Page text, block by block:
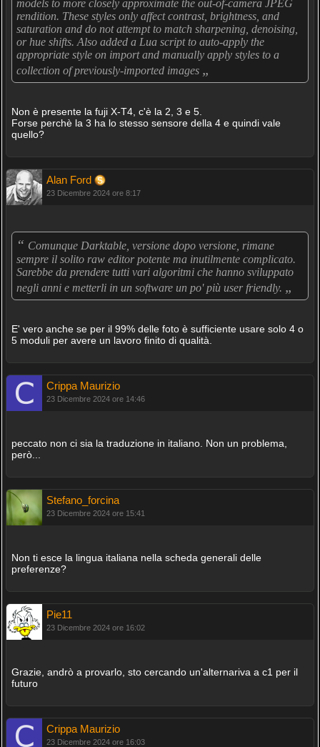
models to more closely approximate the out-of-camera JPEG
rendition. These styles only affect contrast, brightness, and
saturation and do not attempt to match sharpening, denoising,
or hue shifts. Also added a Lua script to auto-apply the
appropriate style on import and manually apply styles to a
collection of previously-imported images „
Non è presente la fuji X-T4, c'è la 2, 3 e 5.
Forse perchè la 3 ha lo stesso sensore della 4 e quindi vale
quello?
Alan Ford
23 Dicembre 2024 ore 8:17
“ Comunque Darktable, versione dopo versione, rimane
sempre il solito raw editor potente ma inutilmente complicato.
Sarebbe da prendere tutti vari algoritmi che hanno sviluppato
negli anni e metterli in un software un po' più user friendly. „
E' vero anche se per il 99% delle foto è sufficiente usare solo 4 o
5 moduli per avere un lavoro finito di qualità.
Crippa Maurizio
23 Dicembre 2024 ore 14:46
peccato non ci sia la traduzione in italiano. Non un problema,
però...
Stefano_forcina
23 Dicembre 2024 ore 15:41
Non ti esce la lingua italiana nella scheda generali delle
preferenze?
Pie11
23 Dicembre 2024 ore 16:02
Grazie, andrò a provarlo, sto cercando un'alternariva a c1 per il
futuro
Crippa Maurizio
23 Dicembre 2024 ore 16:03